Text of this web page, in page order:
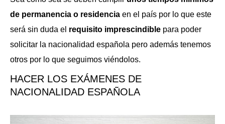
de permanencia o residencia en el país por lo que este
será sin duda el requisito imprescindible para poder
solicitar la nacionalidad española pero además tenemos
otros por lo que seguimos viéndolos.
HACER LOS EXÁMENES DE
NACIONALIDAD ESPAÑOLA